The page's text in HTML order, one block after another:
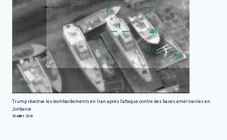
Trump réactive les bombardements en Iran après l'attaque contre des bases américaines en
Jordanie
30 juillet 2026